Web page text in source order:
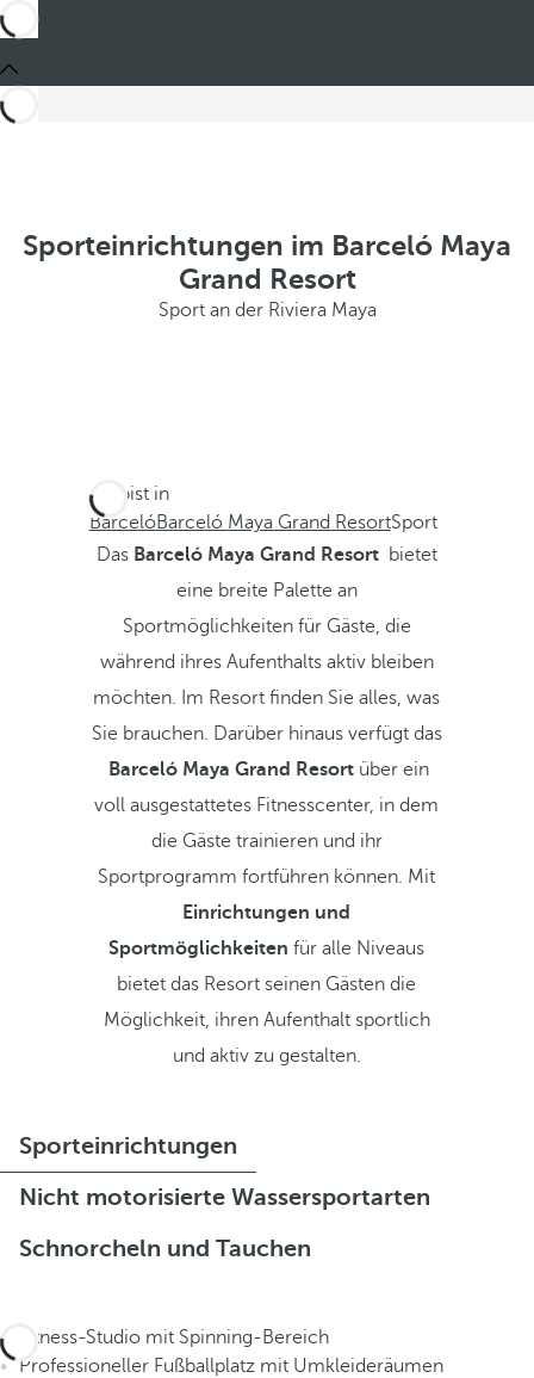
Sporteinrichtungen im Barceló Maya
Grand Resort
Sport an der Riviera Maya
Du bist in
BarcelóBarceló Maya Grand ResortSport
Das Barceló Maya Grand Resortbietet
eine breite Palette an
Sportmöglichkeiten für Gäste, die
während ihres Aufenthalts aktiv bleiben
möchten. Im Resort finden Sie alles, was
Sie brauchen. Darüber hinaus verfügt das
Barceló Maya Grand Resort über ein
voll ausgestattetes Fitnesscenter, in dem
die Gäste trainieren und ihr
Sportprogramm fortführen können. Mit
Einrichtungen und
Sportmöglichkeiten für alle Niveaus
bietet das Resort seinen Gästen die
Möglichkeit, ihren Aufenthalt sportlich
und aktiv zu gestalten.
Sporteinrichtungen
Nicht motorisierte Wassersportarten
Schnorcheln und Tauchen
Fitness-Studio mit Spinning-Bereich
Professioneller Fußballplatz mit Umkleideräumen